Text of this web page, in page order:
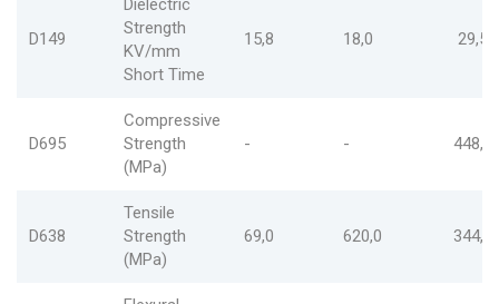
D149
Dielectric
Strength
KV/mm
Short Time
15,8 18,0
D695
Compressive
Strength
(MPa)
- - 448,0
D638
Tensile
Strength
(MPa)
69,0 620,0 344,0